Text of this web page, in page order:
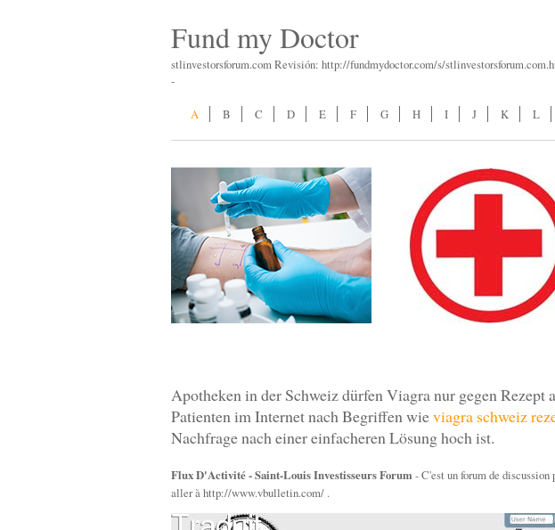
Fund my Doctor
stlinvestorsforum.com Revisión: http://fundmydoctor.com/s/
-
A B C D E F G H I J K L
Apotheken in der Schweiz dürfen Viagra nur gegen Rezept
Patienten im Internet nach Begriffen wieviagra schweiz
Nachfrage nach einer einfacheren Lösung hoch ist.
Flux D'Activité - Saint-Louis Investisseurs Forum - C'est un forum de
aller à http://www.vbulletin.com/ .